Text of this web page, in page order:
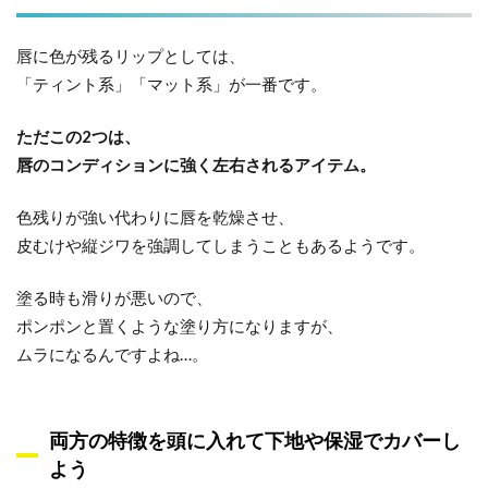
唇に色が残るリップとしては、
「ティント系」「マット系」が一番です。
ただこの2つは、
唇のコンディションに強く左右されるアイテム。
色残りが強い代わりに唇を乾燥させ、
皮むけや縦ジワを強調してしまうこともあるようです。
塗る時も滑りが悪いので、
ポンポンと置くような塗り方になりますが、
ムラになるんですよね…。
両方の特徴を頭に入れて下地や保湿でカバーし
よう